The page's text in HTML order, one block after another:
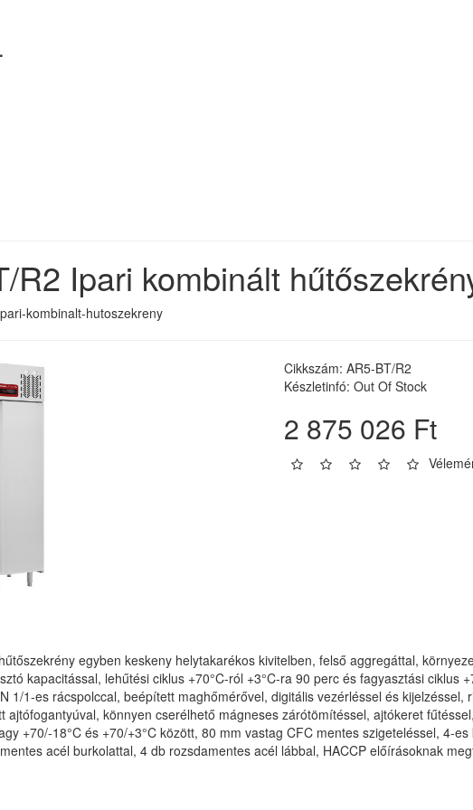
R2 Ipari kombinált
kombinalt-hutoszekreny
Cikkszám: AR5-BT/R2
Készletinfó: Out Of Stock
2 875 026 Ft
egyben keskeny helytakarékos kivitelben, felső aggregáttal,
kapacitással, lehűtési ciklus +70°C-ról +3°C-ra 90 perc és fagyasztási ciklus
1/1-es rácspolccal, beépített maghőmérővel, digitális vezérléssel és kijelzéssel,
ajtófogantyúval, könnyen cserélhető mágneses zárótömítéssel, ajtókeret
+70/-18°C és +70/+3°C között, 80 mm vastag CFC mentes szigeteléssel, 4-
acél burkolattal, 4 db rozsdamentes acél lábbal, HACCP előírásoknak